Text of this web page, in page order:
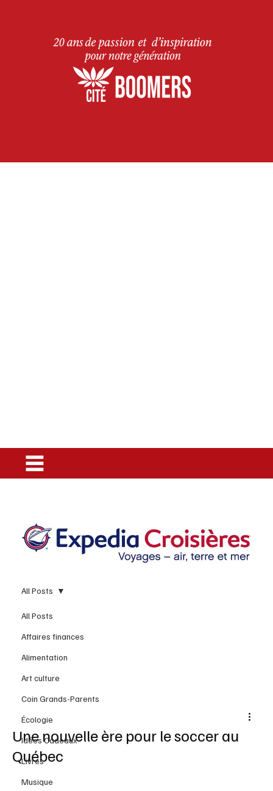
All Posts
Affaires finances
Alimentation
Art culture
Coin Grands-Parents
Écologie
Idées Cadeaux
Livres
Musique
All Posts
Une nouvelle ère pour le soccer au
Québec